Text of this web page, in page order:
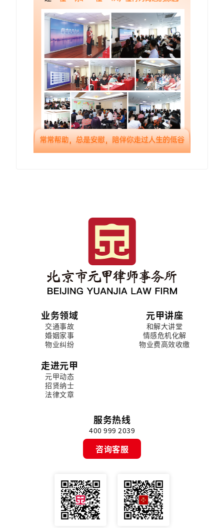
业务领域
交通事故
婚姻家事
物业纠纷
元甲讲座
和解大讲堂
情感危机化解
物业费高效收缴
走进元甲
元甲动态
招贤纳士
法律文章
服务热线
400 999 2039
咨询客服